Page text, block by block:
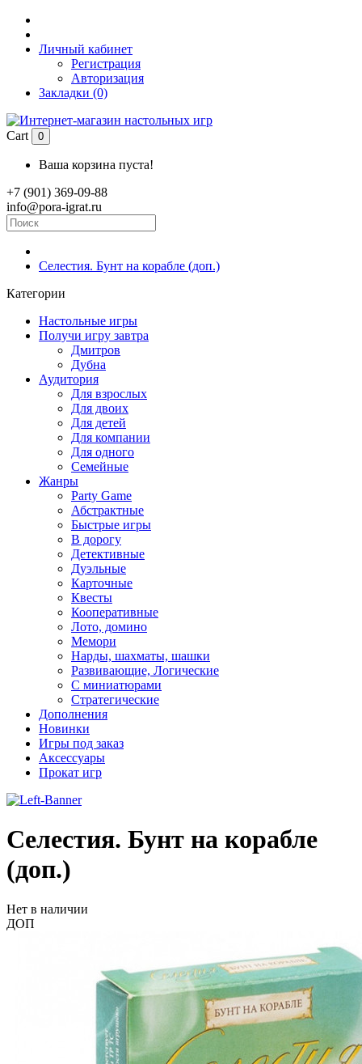
Личный кабинет
Регистрация
Авторизация
Закладки (0)
Cart 0
Ваша корзина пуста!
+7 (901) 369-09-88
info@pora-igrat.ru
Селестия. Бунт на корабле (доп.)
Категории
Настольные игры
Получи игру завтра
Дмитров
Дубна
Аудитория
Для взрослых
Для двоих
Для детей
Для компании
Для одного
Семейные
Жанры
Party Game
Абстрактные
Быстрые игры
В дорогу
Детективные
Дуэльные
Карточные
Квесты
Кооперативные
Лото, домино
Мемори
Нарды, шахматы, шашки
Развивающие, Логические
С миниатюрами
Стратегические
Дополнения
Новинки
Игры под заказ
Аксессуары
Прокат игр
Селестия. Бунт на корабле
(доп.)
Нет в наличии
ДОП